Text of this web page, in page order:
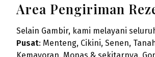
Area Pengiriman
Selain Gambir, kami melayani
Pusat: Menteng, Cikini, Senen,